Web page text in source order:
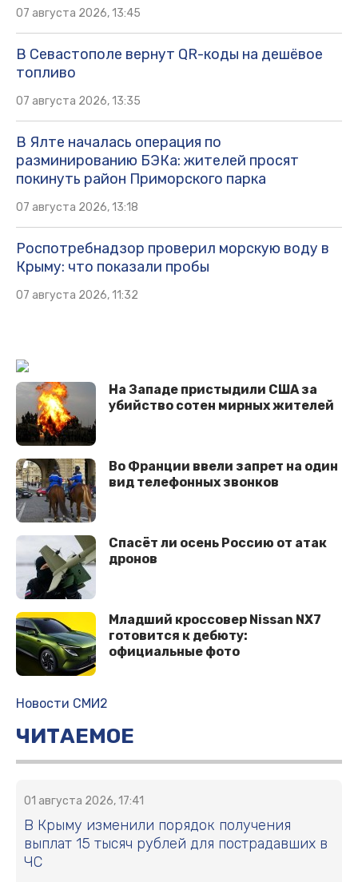
07 августа 2026, 13:45
В Севастополе вернут QR-коды на дешёвое
топливо
07 августа 2026, 13:35
В Ялте началась операция по
разминированию БЭКа: жителей просят
покинуть район Приморского парка
07 августа 2026, 13:18
Роспотребнадзор проверил морскую воду в
Крыму: что показали пробы
07 августа 2026, 11:32
На Западе пристыдили США за
убийство сотен мирных жителей
Во Франции ввели запрет на один
вид телефонных звонков
Спасёт ли осень Россию от атак
дронов
Младший кроссовер Nissan NX7
готовится к дебюту:
официальные фото
Новости СМИ2
ЧИТАЕМОЕ
01 августа 2026, 17:41
В Крыму изменили порядок получения
выплат 15 тысяч рублей для пострадавших в
ЧС